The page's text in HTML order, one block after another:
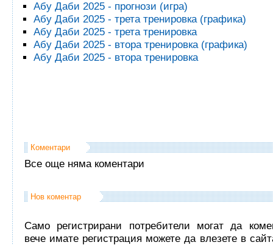
Абу Даби 2025 - прогнози (игра)
Абу Даби 2025 - трета тренировка (графика)
Абу Даби 2025 - трета тренировка
Абу Даби 2025 - втора тренировка (графика)
Абу Даби 2025 - втора тренировка
Коментари
Все още няма коментари
Нов коментар
Само регистрирани потребители могат да
вече имате регистрация можете да влезете в